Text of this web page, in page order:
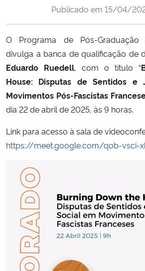
Ministério da Cidadania
Ministério de Minas e Energia
Ministério da Ciência, Tecnologia, Inovações e
Ministério do Meio Ambiente
Ministério do Desenvolvimento Regional
Controladoria-Geral da União
Ministério da Mulher, da Família e dos Direitos
Secretaria-Geral
Publicado em 15/04/
O Programa de Pós-Graduação
divulga a banca de qualificação de
Eduardo Ruedell, com o título “
House: Disputas de Sentidos e
Movimentos Pós-Fascistas
dia 22 de abril de 2025, às 9 horas.
Link para acesso à sala de
https://meet.google.com/qob-vsci-